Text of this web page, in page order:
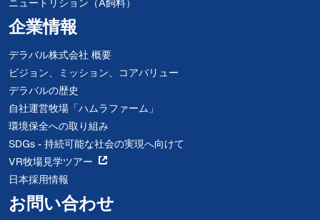
企業情報
デラバル株式会社 概要
ビジョン、ミッション、コアバリュー
デラバルの歴史
自社運営牧場「ハムラファーム」
環境保全への取り組み
SDGs - 持続可能な社会の実現へ向けて
VR牧場見学ツアー
日本採用情報
お問い合わせ